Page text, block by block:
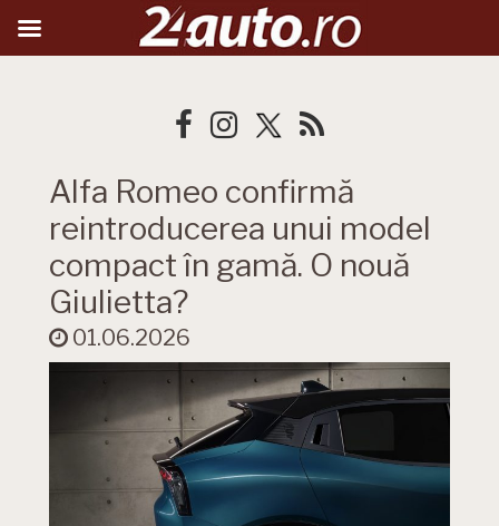
Alfa Romeo confirmă
reintroducerea unui model
compact în gamă. O nouă
Giulietta?
01.06.2026